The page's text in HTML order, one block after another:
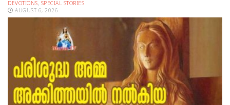
DEVOTIONS, SPECIAL STORIES
AUGUST 6, 2026